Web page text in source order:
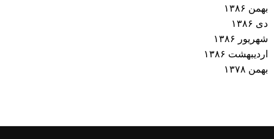
بهمن ۱۳۸۶
دی ۱۳۸۶
شهریور ۱۳۸۶
اردیبهشت ۱۳۸۶
بهمن ۱۳۷۸